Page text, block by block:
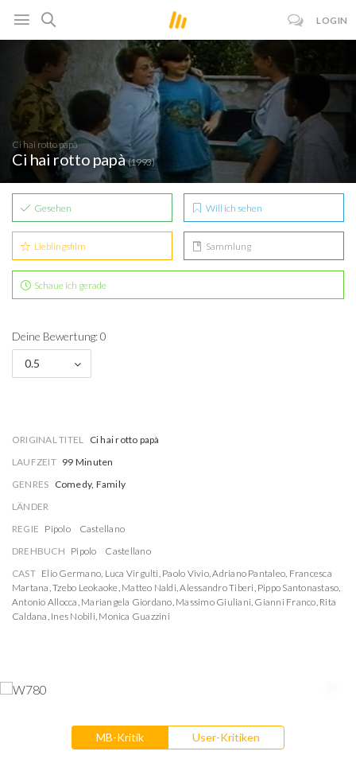
LOGIN
Ci hai rotto papà
Ci hai rotto papà(1993)
Gesehen Will ich sehen
Lieblingsfilm Sammlung
Schaue ich gerade
Deine Bewertung: 0
0.5
ORIGINAL TITEL Ci hai rotto papà
LAUFZEIT 99 Minuten
GENRES Comedy, Family
LÄNDER
REGIE Pipolo
Castellano
DREHBUCH Pipolo
Castellano
CAST Elio Germano, Luca Virgulti, Paolo Vivio,Adriano Pantaleo, Francesca
Martana,Tzebo Leokaoke, Matteo Naldi,Alessandro Tiberi, Pippo Santonastaso,
Antonio Allocca, Mariangela Giordano, Massimo Giuliani, Gianni Franco, Rita
Caldana, Ines Nobili, Monica Guazzini
MB-Kritik User-Kritiken